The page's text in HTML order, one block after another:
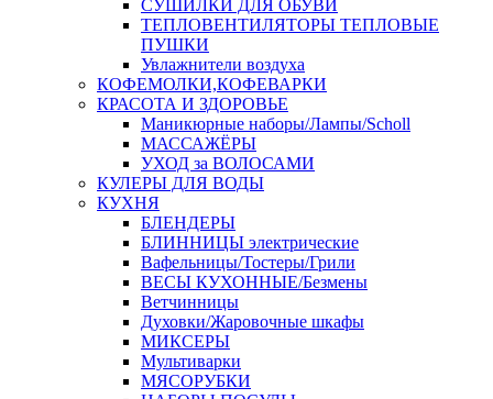
СУШИЛКИ ДЛЯ ОБУВИ
ТЕПЛОВЕНТИЛЯТОРЫ ТЕПЛОВЫЕ
ПУШКИ
Увлажнители воздуха
КОФЕМОЛКИ,КОФЕВАРКИ
КРАСОТА И ЗДОРОВЬЕ
Маникюрные наборы/Лампы/Scholl
МАССАЖЁРЫ
УХОД за ВОЛОСАМИ
КУЛЕРЫ ДЛЯ ВОДЫ
КУХНЯ
БЛЕНДЕРЫ
БЛИННИЦЫ электрические
Вафельницы/Тостеры/Грили
ВЕСЫ КУХОННЫЕ/Безмены
Ветчинницы
Духовки/Жаровочные шкафы
МИКСЕРЫ
Мультиварки
МЯСОРУБКИ